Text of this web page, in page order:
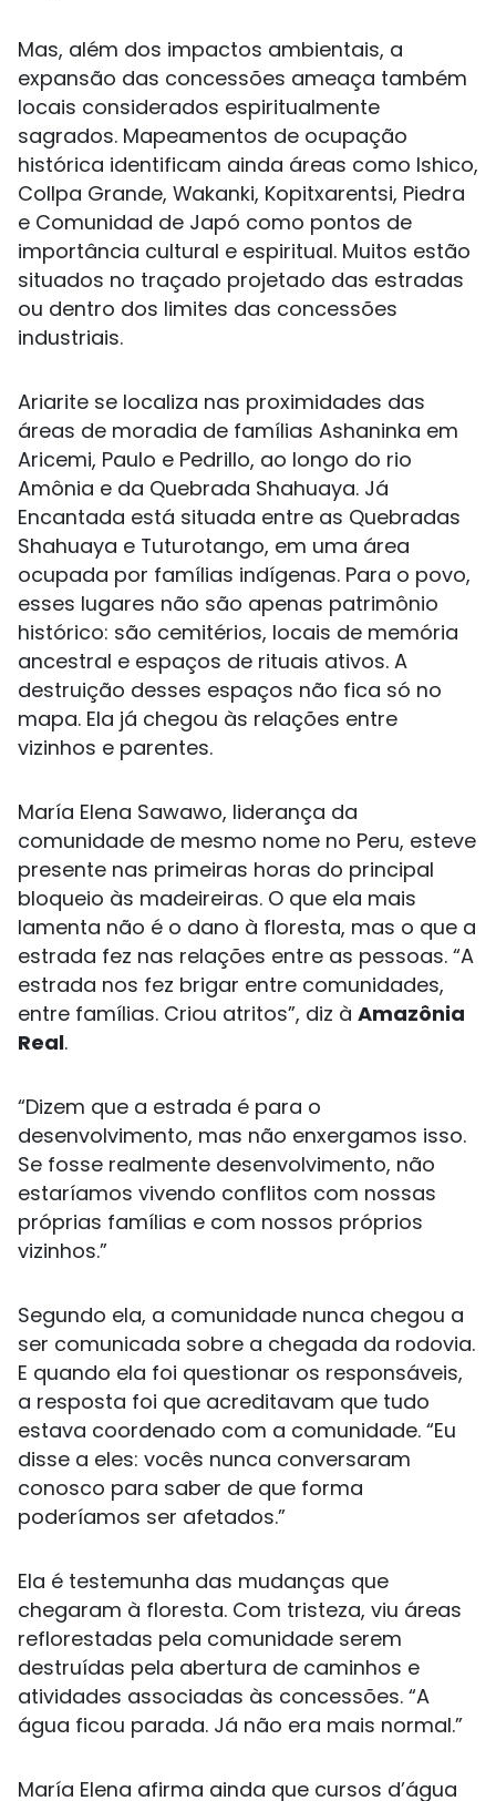
Mas, além dos impactos ambientais, a
expansão das concessões ameaça também
locais considerados espiritualmente
sagrados. Mapeamentos de ocupação
histórica identificam ainda áreas como Ishico,
Collpa Grande, Wakanki, Kopitxarentsi, Piedra
e Comunidad de Japó como pontos de
importância cultural e espiritual. Muitos estão
situados no traçado projetado das estradas
ou dentro dos limites das concessões
industriais.
Ariarite se localiza nas proximidades das
áreas de moradia de famílias Ashaninka em
Aricemi, Paulo e Pedrillo, ao longo do rio
Amônia e da Quebrada Shahuaya. Já
Encantada está situada entre as Quebradas
Shahuaya e Tuturotango, em uma área
ocupada por famílias indígenas. Para o povo,
esses lugares não são apenas patrimônio
histórico: são cemitérios, locais de memória
ancestral e espaços de rituais ativos. A
destruição desses espaços não fica só no
mapa. Ela já chegou às relações entre
vizinhos e parentes.
María Elena Sawawo, liderança da
comunidade de mesmo nome no Peru, esteve
presente nas primeiras horas do principal
bloqueio às madeireiras. O que ela mais
lamenta não é o dano à floresta, mas o que a
estrada fez nas relações entre as pessoas. “A
estrada nos fez brigar entre comunidades,
entre famílias. Criou atritos”, diz à Amazônia
Real.
“Dizem que a estrada é para o
desenvolvimento, mas não enxergamos isso.
Se fosse realmente desenvolvimento, não
estaríamos vivendo conflitos com nossas
próprias famílias e com nossos próprios
vizinhos.”
Segundo ela, a comunidade nunca chegou a
ser comunicada sobre a chegada da rodovia.
E quando ela foi questionar os responsáveis,
a resposta foi que acreditavam que tudo
estava coordenado com a comunidade. “Eu
disse a eles: vocês nunca conversaram
conosco para saber de que forma
poderíamos ser afetados.”
Ela é testemunha das mudanças que
chegaram à floresta. Com tristeza, viu áreas
reflorestadas pela comunidade serem
destruídas pela abertura de caminhos e
atividades associadas às concessões. “A
água ficou parada. Já não era mais normal.”
María Elena afirma ainda que cursos d’água